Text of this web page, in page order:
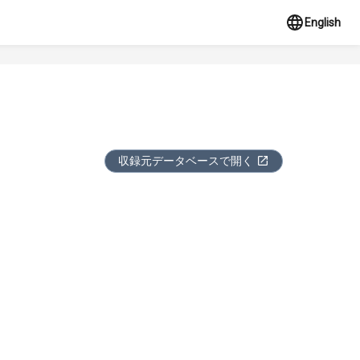
English
収録元データベースで開く